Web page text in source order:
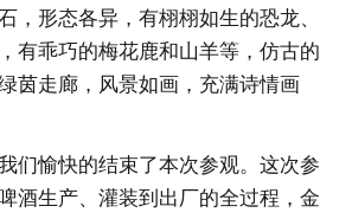
，形态各异，有栩栩如生的恐龙、
有乖巧的梅花鹿和山羊等，仿古的
茵走廊，风景如画，充满诗情画
们愉快的结束了本次参观。这次参
酒生产、灌装到出厂的全过程，金